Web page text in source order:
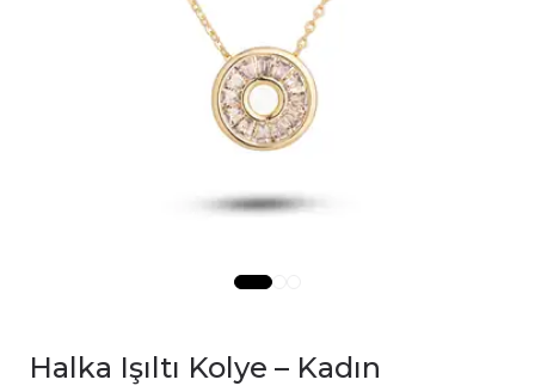
Halka Işıltı Kolye – Kadın